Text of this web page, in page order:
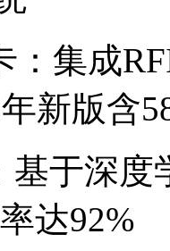
：集成
新版含
基于深
达92%